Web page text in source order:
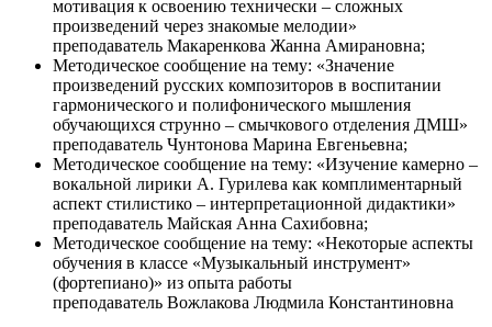
мотивация к освоению технически – сложных
произведений через знакомые мелодии»
преподаватель Макаренкова Жанна Амирановна;
Методическое сообщение на тему: «Значение
произведений русских композиторов в воспитании
гармонического и полифонического мышления
обучающихся струнно – смычкового отделения ДМШ»
преподаватель Чунтонова Марина Евгеньевна;
Методическое сообщение на тему: «Изучение камерно –
вокальной лирики А. Гурилева как комплиментарный
аспект стилистико – интерпретационной дидактики»
преподаватель Майская Анна Сахибовна;
Методическое сообщение на тему: «Некоторые аспекты
обучения в классе «Музыкальный инструмент»
(фортепиано)» из опыта работы
преподаватель Вожлакова Людмила Константиновна